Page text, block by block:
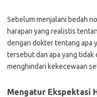
Sebelum menjalani bedah
harapan yang realistis
dengan dokter tentang apa
tersebut dan apa yang tidak
menghindari kekecewaan
Mengatur Ekspektasi